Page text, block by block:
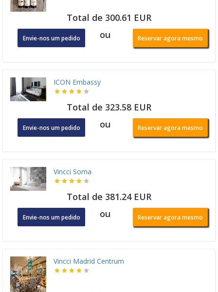
Total de 300.61 EUR
Envie-nos um pedido ou Reservar agora mesmo
ICON Embassy
Total de 323.58 EUR
Envie-nos um pedido ou Reservar agora mesmo
Vincci Soma
Total de 381.24 EUR
Envie-nos um pedido ou Reservar agora mesmo
Vincci Madrid Centrum